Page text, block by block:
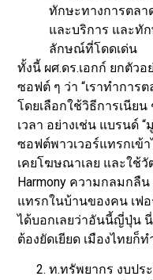
ทักษะทางการตลา
และบริการ และทั
ลักษณ์ที่โดดเด่น
ทั้งนี้ ผศ.ดร.เอกก์ ยกตัว
ซอฟต์ ๆ ว่า “เราทำการ
โดยเลือกใช้วิธีการเนีย
เวลา อย่างเช่น แบรนด์
ซอฟต์พาวเวอร์แทรกเข้
เคยโฆษณาเลย และใช้
Harmony ความกลมกลื
แทรกในบ้านของคน เฟ
ได้บอกเลยว่าอันนี้ญี่ปุ่น
ต้องยัดเยียด เมืองไทยก็ท
ท.ทรัพยากร งบปร